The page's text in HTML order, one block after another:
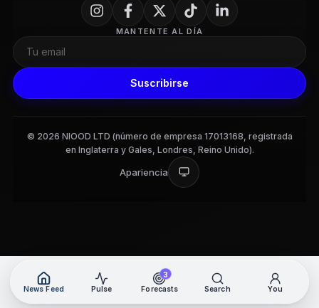
MANTENTE AL DÍA
Suscribirse
© 2026 NIOOD LTD (número de empresa 17013168, registrada
en Inglaterra y Gales, Londres, Reino Unido).
Apariencia
News Feed Pulse
3
Forecasts
Search You